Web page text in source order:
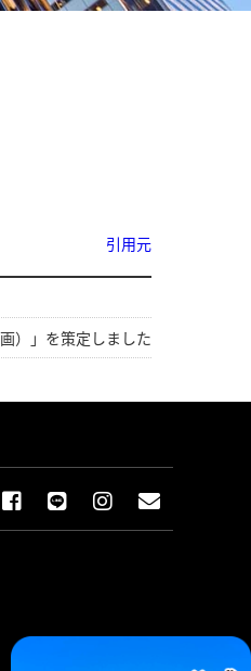
引用元
）」を策定しました